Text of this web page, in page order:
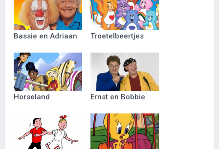
Bassie en Adriaan Troetelbeertjes
Horseland Ernst en Bobbie